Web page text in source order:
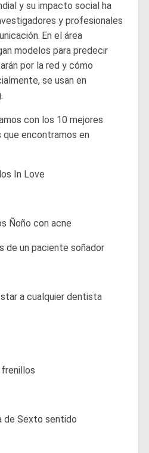
y su impacto social ha
y profesionales
En el área
modelos para predecir
por la red y cómo
se usan en
con los 10 mejores
encontramos en
In Love
Ñoño con acne
de un paciente soñador
a cualquier dentista
frenillos
de Sexto sentido